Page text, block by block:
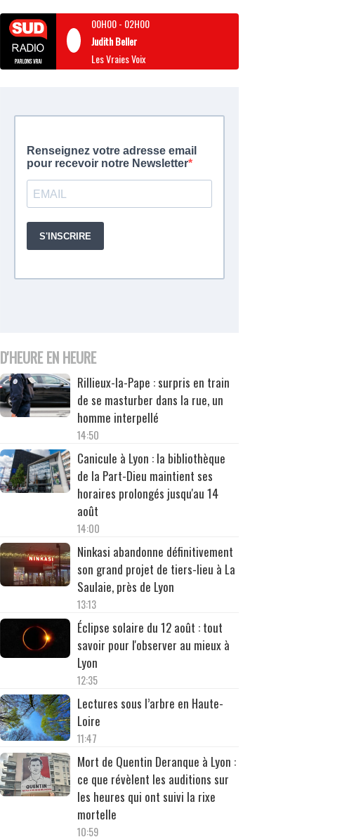
00H00- 02H00
Judith Beller
Les Vraies Voix
D'HEURE EN HEURE
Rillieux-la-Pape : surpris en train
de se masturber dans la rue, un
homme interpellé
14:50
Canicule à Lyon : la bibliothèque
de la Part-Dieu maintient ses
horaires prolongés jusqu'au 14
août
14:00
Ninkasi abandonne définitivement
son grand projet de tiers-lieu à La
Saulaie, près de Lyon
13:13
Éclipse solaire du 12 août : tout
savoir pour l'observer au mieux à
Lyon
12:35
Lectures sous l’arbre en Haute-
Loire
11:47
Mort de Quentin Deranque à Lyon :
ce que révèlent les auditions sur
les heures qui ont suivi la rixe
mortelle
10:59